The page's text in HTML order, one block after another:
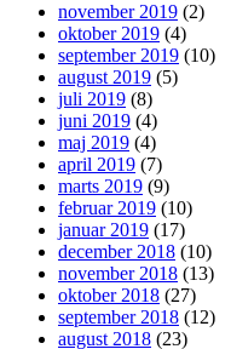
november 2019 (2)
oktober 2019 (4)
september 2019 (10)
august 2019 (5)
juli 2019 (8)
juni 2019 (4)
maj 2019 (4)
april 2019 (7)
marts 2019 (9)
februar 2019 (10)
januar 2019 (17)
december 2018 (10)
november 2018 (13)
oktober 2018 (27)
september 2018 (12)
august 2018 (23)